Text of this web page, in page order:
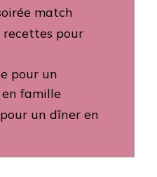
match
recettes pour
pour un
famille
un dîner en